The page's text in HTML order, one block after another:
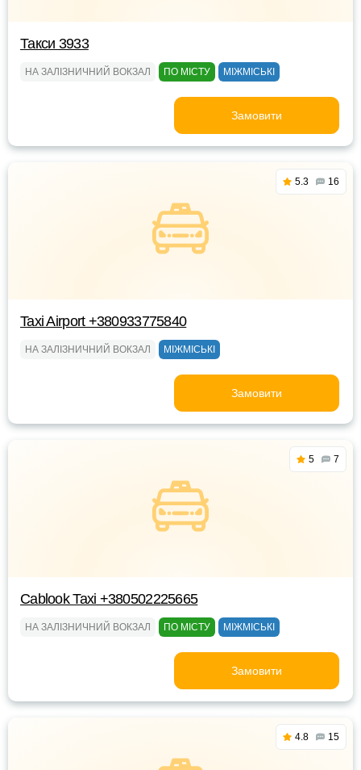
Такси 3933
НА ЗАЛІЗНИЧНИЙ ВОКЗАЛ ПО МІСТУ МІЖМІСЬКІ
Замовити
5.3 16
Taxi Airport +380933775840
НА ЗАЛІЗНИЧНИЙ ВОКЗАЛ МІЖМІСЬКІ
Замовити
5 7
Cablook Taxi +380502225665
НА ЗАЛІЗНИЧНИЙ ВОКЗАЛ ПО МІСТУ МІЖМІСЬКІ
Замовити
4.8 15